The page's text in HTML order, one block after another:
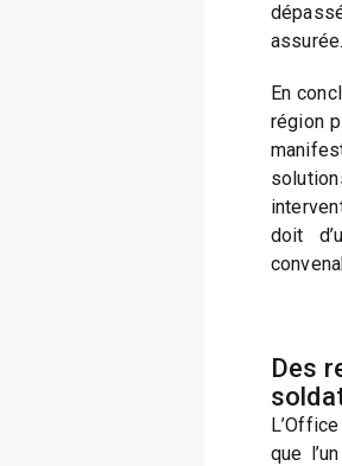
En
région
doit
Des
que